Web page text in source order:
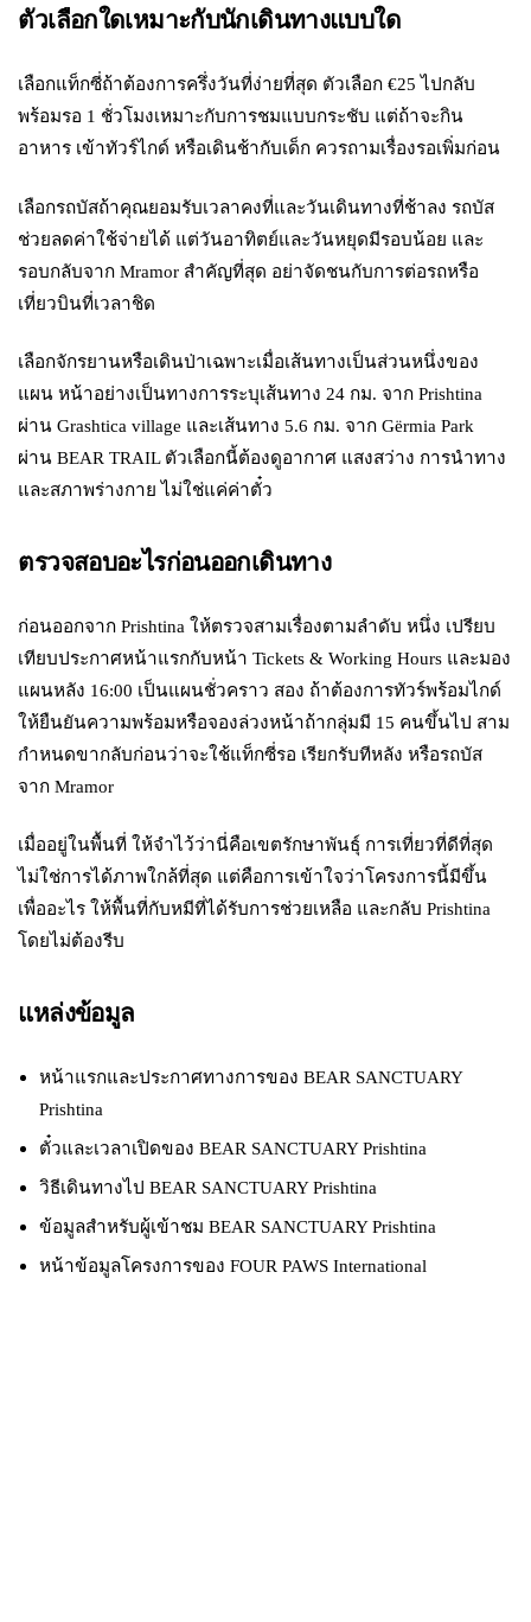
ตัวเลือกใดเหมาะกับนักเดินทางแบบใด
เลือกแท็กซี่ถ้าต้องการครึ่งวันที่ง่ายที่สุด ตัวเลือก €25 ไปกลับ
พร้อมรอ 1 ชั่วโมงเหมาะกับการชมแบบกระชับ แต่ถ้าจะกิน
อาหาร เข้าทัวร์ไกด์ หรือเดินช้ากับเด็ก ควรถามเรื่องรอเพิ่มก่อน
เลือกรถบัสถ้าคุณยอมรับเวลาคงที่และวันเดินทางที่ช้าลง รถบัส
ช่วยลดค่าใช้จ่ายได้ แต่วันอาทิตย์และวันหยุดมีรอบน้อย และ
รอบกลับจาก Mramor สำคัญที่สุด อย่าจัดชนกับการต่อรถหรือ
เที่ยวบินที่เวลาชิด
เลือกจักรยานหรือเดินป่าเฉพาะเมื่อเส้นทางเป็นส่วนหนึ่งของ
แผน หน้าอย่างเป็นทางการระบุเส้นทาง 24 กม. จาก Prishtina
ผ่าน Grashtica village และเส้นทาง 5.6 กม. จาก Gërmia Park
ผ่าน BEAR TRAIL ตัวเลือกนี้ต้องดูอากาศ แสงสว่าง การนำทาง
และสภาพร่างกาย ไม่ใช่แค่ค่าตั๋ว
ตรวจสอบอะไรก่อนออกเดินทาง
ก่อนออกจาก Prishtina ให้ตรวจสามเรื่องตามลำดับ หนึ่ง เปรียบ
เทียบประกาศหน้าแรกกับหน้า Tickets & Working Hours และมอง
แผนหลัง 16:00 เป็นแผนชั่วคราว สอง ถ้าต้องการทัวร์พร้อมไกด์
ให้ยืนยันความพร้อมหรือจองล่วงหน้าถ้ากลุ่มมี 15 คนขึ้นไป สาม
กำหนดขากลับก่อนว่าจะใช้แท็กซี่รอ เรียกรับทีหลัง หรือรถบัส
จาก Mramor
เมื่ออยู่ในพื้นที่ ให้จำไว้ว่านี่คือเขตรักษาพันธุ์ การเที่ยวที่ดีที่สุด
ไม่ใช่การได้ภาพใกล้ที่สุด แต่คือการเข้าใจว่าโครงการนี้มีขึ้น
เพื่ออะไร ให้พื้นที่กับหมีที่ได้รับการช่วยเหลือ และกลับ Prishtina
โดยไม่ต้องรีบ
แหล่งข้อมูล
หน้าแรกและประกาศทางการของ BEAR SANCTUARY
Prishtina
ตั๋วและเวลาเปิดของ BEAR SANCTUARY Prishtina
วิธีเดินทางไป BEAR SANCTUARY Prishtina
ข้อมูลสำหรับผู้เข้าชม BEAR SANCTUARY Prishtina
หน้าข้อมูลโครงการของ FOUR PAWS International